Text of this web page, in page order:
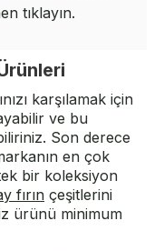
tıklayın.
karşılamak için
ve bu
Son derece
en çok
bir koleksiyon
fırın çeşitlerini
ürünü minimum